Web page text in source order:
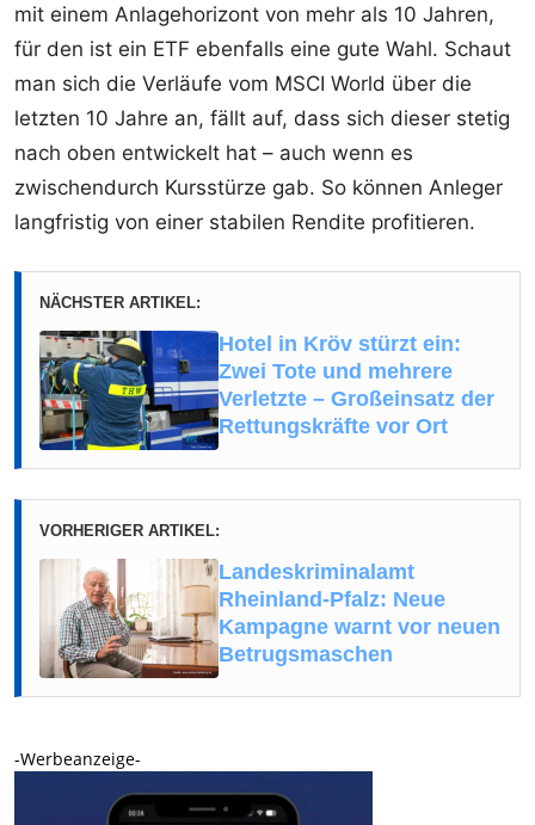
mit einem Anlagehorizont von mehr als 10 Jahren,
für den ist ein ETF ebenfalls eine gute Wahl. Schaut
man sich die Verläufe vom MSCI World über die
letzten 10 Jahre an, fällt auf, dass sich dieser stetig
nach oben entwickelt hat – auch wenn es
zwischendurch Kursstürze gab. So können Anleger
langfristig von einer stabilen Rendite profitieren.
NÄCHSTER ARTIKEL:
Hotel in Kröv stürzt ein:
Zwei Tote und mehrere
Verletzte – Großeinsatz der
Rettungskräfte vor Ort
VORHERIGER ARTIKEL:
Landeskriminalamt
Rheinland-Pfalz: Neue
Kampagne warnt vor neuen
Betrugsmaschen
-Werbeanzeige-